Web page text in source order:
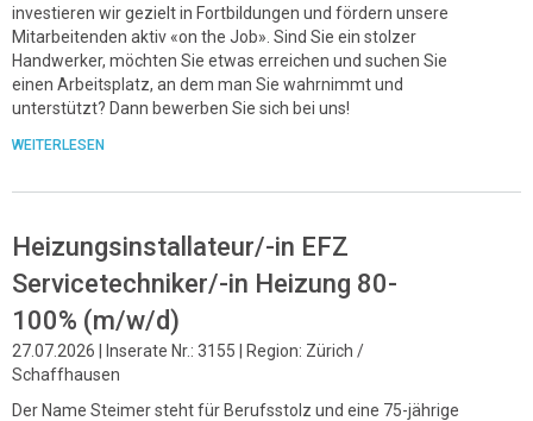
investieren wir gezielt in Fortbildungen und fördern unsere
Mitarbeitenden aktiv «on the Job». Sind Sie ein stolzer
Handwerker, möchten Sie etwas erreichen und suchen Sie
einen Arbeitsplatz, an dem man Sie wahrnimmt und
unterstützt? Dann bewerben Sie sich bei uns!
WEITERLESEN
Heizungsinstallateur/-in EFZ
Servicetechniker/-in Heizung 80-
100% (m/w/d)
27.07.2026 | Inserate Nr.: 3155 | Region: Zürich /
Schaffhausen
Der Name Steimer steht für Berufsstolz und eine 75-jährige